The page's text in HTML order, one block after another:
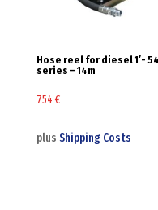
Hose reel for diesel 1′-
series – 14m
754 €
plus Shipping Costs